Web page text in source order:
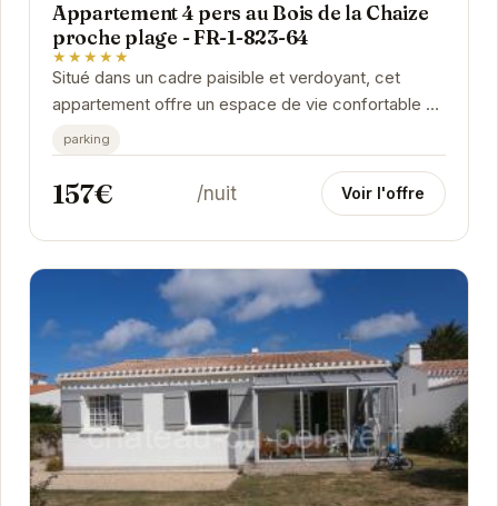
Appartement 4 pers au Bois de la Chaize
proche plage - FR-1-823-64
★★★★★
Situé dans un cadre paisible et verdoyant, cet
appartement offre un espace de vie confortable et
lumineux. À proximité des commerces et des...
parking
157€ /nuit Voir l'offre